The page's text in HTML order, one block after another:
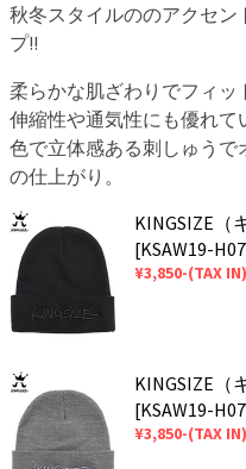
秋冬スタイルののアクセン
プ!!
柔らかな肌ざわりでフィッ
伸縮性や通気性にも優れ
色で立体感ある刺しゅうで
の仕上がり。
KINGSIZE（
[KSAW19-
¥3,850-(TAX IN)
KINGSIZE（
[KSAW19-
¥3,850-(TAX IN)